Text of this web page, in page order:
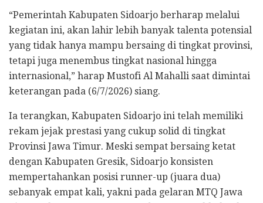
“Pemerintah Kabupaten Sidoarjo berharap melalui
kegiatan ini, akan lahir lebih banyak talenta potensial
yang tidak hanya mampu bersaing di tingkat provinsi,
tetapi juga menembus tingkat nasional hingga
internasional,” harap Mustofi Al Mahalli saat dimintai
keterangan pada (6/7/2026) siang.
Ia terangkan, Kabupaten Sidoarjo ini telah memiliki
rekam jejak prestasi yang cukup solid di tingkat
Provinsi Jawa Timur. Meski sempat bersaing ketat
dengan Kabupaten Gresik, Sidoarjo konsisten
mempertahankan posisi runner-up (juara dua)
sebanyak empat kali, yakni pada gelaran MTQ Jawa